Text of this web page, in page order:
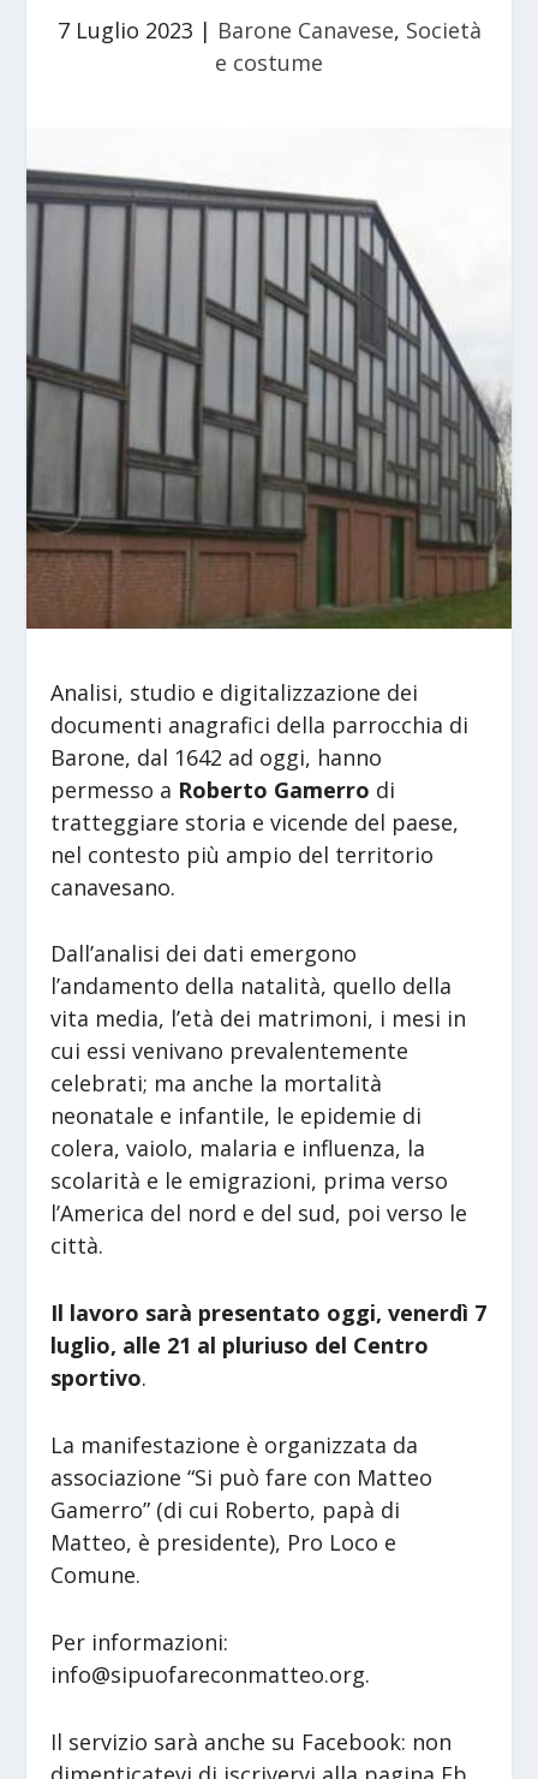
7 Luglio 2023 | Barone Canavese, Società
e costume
Analisi, studio e digitalizzazione dei
documenti anagrafici della parrocchia di
Barone, dal 1642 ad oggi, hanno
permesso a Roberto Gamerro di
tratteggiare storia e vicende del paese,
nel contesto più ampio del territorio
canavesano.
Dall’analisi dei dati emergono
l’andamento della natalità, quello della
vita media, l’età dei matrimoni, i mesi in
cui essi venivano prevalentemente
celebrati; ma anche la mortalità
neonatale e infantile, le epidemie di
colera, vaiolo, malaria e influenza, la
scolarità e le emigrazioni, prima verso
l’America del nord e del sud, poi verso le
città.
Il lavoro sarà presentato oggi, venerdì 7
luglio, alle 21 al pluriuso del Centro
sportivo.
La manifestazione è organizzata da
associazione “Si può fare con Matteo
Gamerro” (di cui Roberto, papà di
Matteo, è presidente), Pro Loco e
Comune.
Per informazioni:
info@sipuofareconmatteo.org.
Il servizio sarà anche su Facebook: non